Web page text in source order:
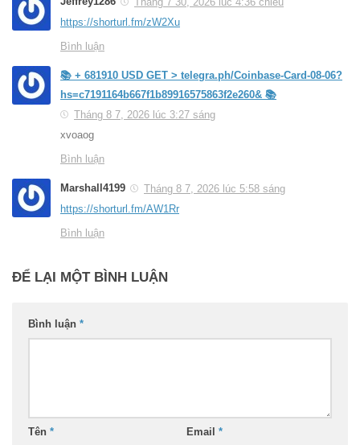
https://shorturl.fm/zW2Xu
Bình luận
📚 + 681910 USD GET > telegra.ph/Coinbase-Card-08-06?
hs=c7191164b667f1b89916575863f2e260& 📚
Tháng 8 7, 2026 lúc 3:27 sáng
xvoaog
Bình luận
Marshall4199
Tháng 8 7, 2026 lúc 5:58 sáng
https://shorturl.fm/AW1Rr
Bình luận
ĐỂ LẠI MỘT BÌNH LUẬN
Bình luận *
Tên * Email *